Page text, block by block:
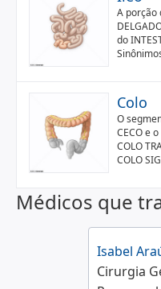
A porção
do
Colo
O
CECO e
COLO
COLO
Médicos que
Isabel